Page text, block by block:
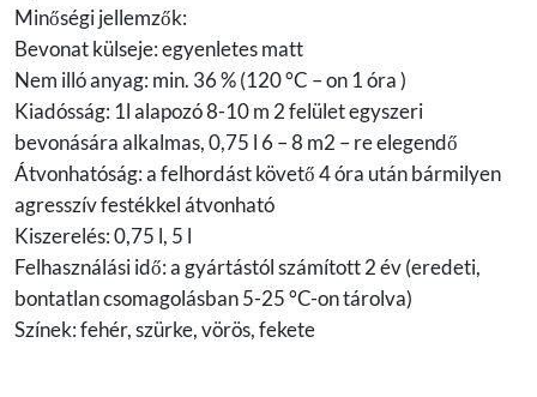
Minőségi jellemzők:
Bevonat külseje: egyenletes matt
Nem illó anyag: min. 36 % (120 °C – on 1 óra )
Kiadósság: 1l alapozó 8-10 m 2 felület egyszeri
bevonására alkalmas, 0,75 l 6 – 8 m2 – re elegendő
Átvonhatóság: a felhordást követő 4 óra után bármilyen
agresszív festékkel átvonható
Kiszerelés: 0,75 l, 5 l
Felhasználási idő: a gyártástól számított 2 év (eredeti,
bontatlan csomagolásban 5-25 °C-on tárolva)
Színek: fehér, szürke, vörös, fekete